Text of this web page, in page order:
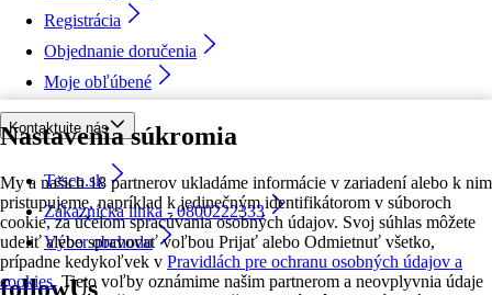
Nastavenia súkromia
My a našich 18 partnerov ukladáme informácie v zariadení alebo k nim
pristupujeme, napríklad k jedinečným identifikátorom v súboroch
cookie, za účelom spracúvania osobných údajov. Svoj súhlas môžete
udeliť alebo spravovať voľbou Prijať alebo Odmietnuť všetko,
prípadne kedykoľvek v Pravidlách pre ochranu osobných údajov a
cookies. Tieto voľby oznámime našim partnerom a neovplyvnia údaje
Registrácia
Objednanie doručenia
Moje obľúbené
Kontaktujte nás
Tesco.sk
Zákaznícka linka - 0800222333
Výber obchodu
followUs